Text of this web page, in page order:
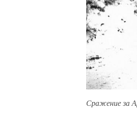
Сражение за